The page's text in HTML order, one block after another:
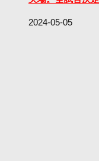
2024-05-05